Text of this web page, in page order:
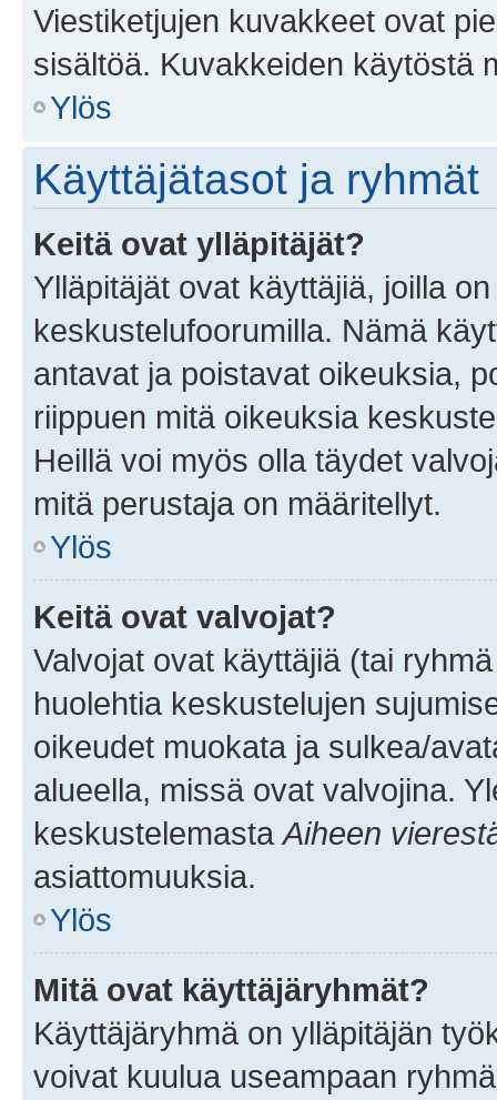
Viestiketjujen kuvakkeet ovat
sisältöä. Kuvakkeiden käytöstä
Ylös
Käyttäjätasot ja ryhmät
Keitä ovat ylläpitäjät?
Ylläpitäjät ovat käyttäjiä, joilla
keskustelufoorumilla. Nämä
antavat ja poistavat oikeuksia,
riippuen mitä oikeuksia
Heillä voi myös olla täydet
mitä perustaja on määritellyt.
Ylös
Keitä ovat valvojat?
Valvojat ovat käyttäjiä (tai
huolehtia keskustelujen
oikeudet muokata ja sulkea/
alueella, missä ovat valvojina.
keskustelemasta Aiheen
asiattomuuksia.
Ylös
Mitä ovat käyttäjäryhmät?
Käyttäjäryhmä on ylläpitäjän
voivat kuulua useampaan